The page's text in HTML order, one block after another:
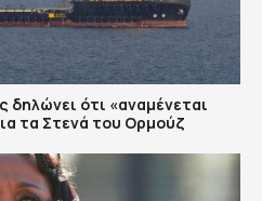
ότι «αναμένεται
τα Στενά του Ορμούζ